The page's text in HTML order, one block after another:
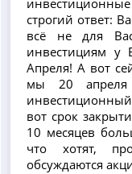
строгий ответ:
всё не для
инвестициям у
Апреля! А вот
мы 20 апреля
вот срок
10 месяцев
что хотят,
обсуждаются